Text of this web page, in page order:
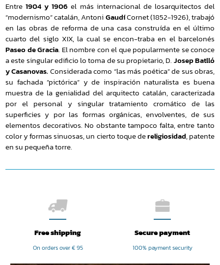
Entre1904 y 1906 el más internacional de losarquitectos del
“modernismo” catalán, AntoniGaudíCornet (1852-1926), trabajó
en las obras de reforma de una casa construída en el último
cuarto del siglo XIX, la cual se encon-traba en el barcelonés
Paseo de Gracia. El nombre con el que popularmente se conoce
a este singular edificio lo toma de su propietario, D. Josep Batlló
y Casanovas.Considerada como “las más poética” de sus obras,
su fachada ”pictórica” y de inspiración naturalista es buena
muestra de la genialidad del arquitecto catalán, caracterizada
por el personal y singular tratamiento cromático de las
superficies y por las formas orgánicas, envolventes, de sus
elementos decorativos. No obstante tampoco falta, entre tanto
color y formas sinuosas, un cierto toque dereligiosidad, patente
en su pequeña torre.
Free shipping
On orders over € 95
Secure payment
100% payment security